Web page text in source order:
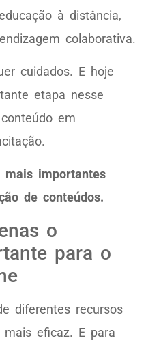
à distância,
colaborativa.
cuidados. E hoje
etapa nesse
em
importantes
de conteúdos.
o
para o
diferentes recursos
eficaz. E para